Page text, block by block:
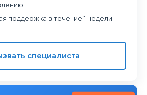
поддержка в течение 1 недели
специалиста